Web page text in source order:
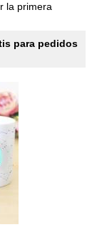
la primera
para pedidos